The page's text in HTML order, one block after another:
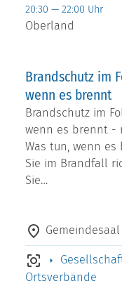
20:30 — 22:00 Uhr
Oberland
Brandschutz im
wenn es brennt
Brandschutz im
wenn es brennt -
Was tun, wenn es
Sie im Brandfall
Sie…
Ortsverbände